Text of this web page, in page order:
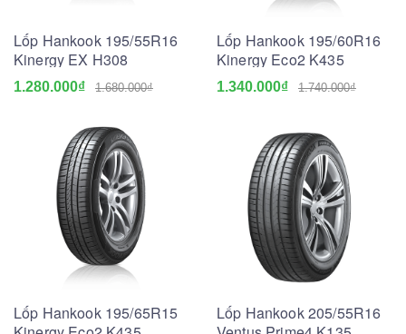
Lốp Hankook 195/55R16
Kinergy EX H308
1.280.000₫ 1.680.000₫
Lốp Hankook 195/60R16
Kinergy Eco2 K435
1.340.000₫ 1.740.000₫
Lốp Hankook 195/65R15
Lốp Hankook 205/55R16